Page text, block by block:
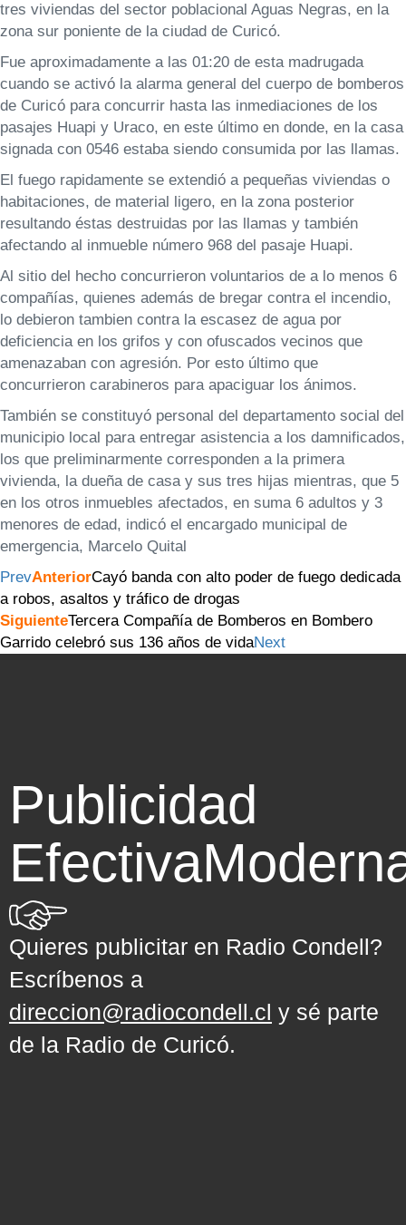
tres viviendas del sector poblacional Aguas Negras, en la
zona sur poniente de la ciudad de Curicó.
Fue aproximadamente a las 01:20 de esta madrugada
cuando se activó la alarma general del cuerpo de bomberos
de Curicó para concurrir hasta las inmediaciones de los
pasajes Huapi y Uraco, en este último en donde, en la casa
signada con 0546 estaba siendo consumida por las llamas.
El fuego rapidamente se extendió a pequeñas viviendas o
habitaciones, de material ligero, en la zona posterior
resultando éstas destruidas por las llamas y también
afectando al inmueble número 968 del pasaje Huapi.
Al sitio del hecho concurrieron voluntarios de a lo menos 6
compañías, quienes además de bregar contra el incendio,
lo debieron tambien contra la escasez de agua por
deficiencia en los grifos y con ofuscados vecinos que
amenazaban con agresión. Por esto último que
concurrieron carabineros para apaciguar los ánimos.
También se constituyó personal del departamento social del
municipio local para entregar asistencia a los damnificados,
los que preliminarmente corresponden a la primera
vivienda, la dueña de casa y sus tres hijas mientras, que 5
en los otros inmuebles afectados, en suma 6 adultos y 3
menores de edad, indicó el encargado municipal de
emergencia, Marcelo Quital
PrevAnteriorCayó banda con alto poder de fuego dedicada
a robos, asaltos y tráfico de drogas
SiguienteTercera Compañía de Bomberos en Bombero
Garrido celebró sus 136 años de vidaNext
Publicidad
Efectiva
Quieres publicitar en Radio Condell?
Escríbenos a
direccion@radiocondell.cl y sé parte
de la Radio de Curicó.